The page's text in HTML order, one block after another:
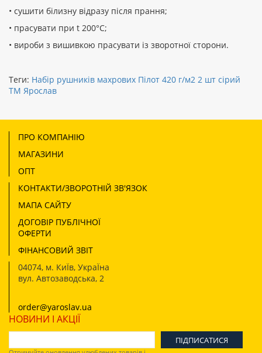
• сушити білизну відразу після прання;
• прасувати при t 200°С;
• вироби з вишивкою прасувати із зворотної сторони.
Теги: Набір рушників махрових Пілот 420 г/м2 2 шт сірий
ТМ Ярослав
ПРО КОМПАНІЮ
МАГАЗИНИ
ОПТ
КОНТАКТИ/ЗВОРОТНІЙ ЗВ'ЯЗОК
МАПА САЙТУ
ДОГОВІР ПУБЛІЧНОЇ
ОФЕРТИ
ФІНАНСОВИЙ ЗВІТ
04074, м. КиЇв, УкраЇна
вул. Автозаводська, 2
order@yaroslav.ua
НОВИНИ І АКЦІЇ